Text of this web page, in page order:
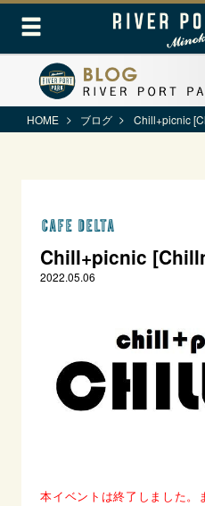
HOME ブログ Chill+picnic
CAFE DELTA
Chill+picnic
2022.05.06
本イベントは終了しました。